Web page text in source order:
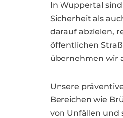
In Wuppertal
Sicherheit als
darauf abzielen,
öffentlichen
übernehmen wir
Unsere
Bereichen wie
von Unfällen und